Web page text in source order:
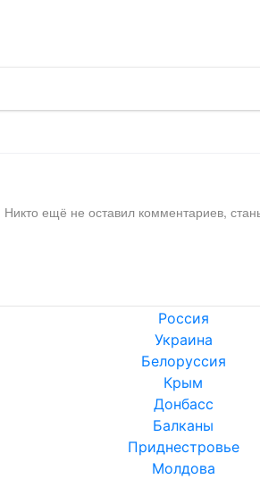
Никто ещё не оставил комментариев,
Россия
Украина
Белоруссия
Крым
Донбасс
Балканы
Приднестровье
Молдова